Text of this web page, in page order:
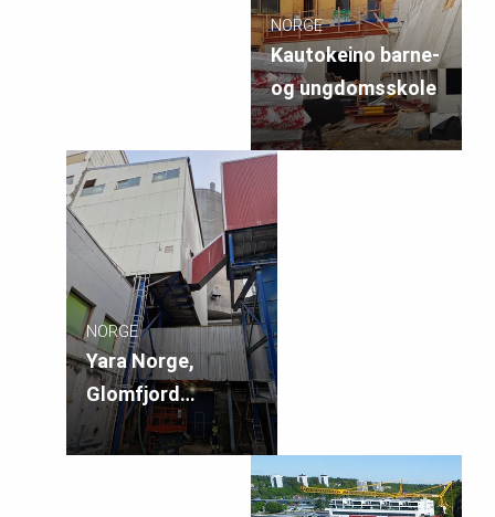
NORGE
Kautokeino barne-
og ungdomsskole
NORGE
Yara Norge,
Glomfjord
Fabrikker